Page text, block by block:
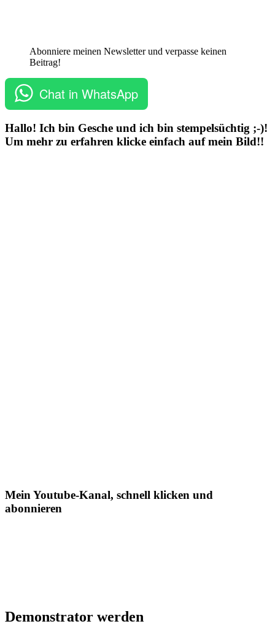
Abonniere meinen Newsletter und verpasse keinen
Beitrag!
Chat in WhatsApp
Hallo! Ich bin Gesche und ich bin stempelsüchtig ;-)!
Um mehr zu erfahren klicke einfach auf mein Bild!!
Mein Youtube-Kanal, schnell klicken und
abonnieren
Demonstrator werden